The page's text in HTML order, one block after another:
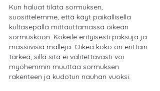
Kun haluat tilata sormuksen,
suosittelemme, että käyt paikallisella
kultasepällä mittauttamassa oikean
sormuskoon. Kokeile erityisesti paksuja ja
massiivisia malleja. Oikea koko on erittäin
tärkeä, sillä sitä ei valitettavasti voi
myöhemmin muuttaa sormuksen
rakenteen ja kudotun nauhan vuoksi.